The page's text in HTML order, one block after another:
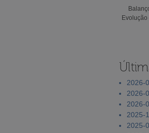
Evolução
2026-
2026-
2026-
2025-
2025-